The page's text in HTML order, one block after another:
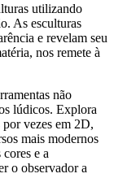
utilizando
As esculturas
e revelam seu
nos remete à
não
lúdicos. Explora
vezes em 2D,
mais modernos
e a
o observador a